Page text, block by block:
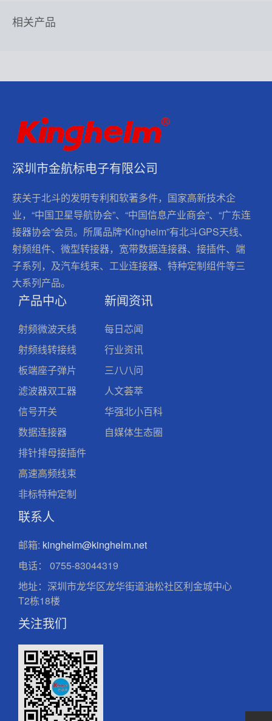
相关产品
深圳市金航标电子有限公司
获关于北斗的发明专利和软著多件，国家高新技术企
业，“中国卫星导航协会”、“中国信息产业商会”、“广东连
接器协会”会员。所属品牌“Kinghelm”有北斗GPS天线、
射频组件、微型转接器，宽带数据连接器、接插件、端
子系列，及汽车线束、工业连接器、特种定制组件等三
大系列产品。
产品中心
射频微波天线
射频线转接线
板端座子弹片
滤波器双工器
信号开关
数据连接器
排针排母接插件
高速高频线束
非标特种定制
新闻资讯
每日芯闻
行业资讯
三八八问
人文荟萃
华强北小百科
自媒体生态圈
联系人
邮箱: kinghelm@kinghelm.net
电话：
0755-83044319
地址：深圳市龙华区龙华街道油松社区利金城中心
T2栋18楼
关注我们